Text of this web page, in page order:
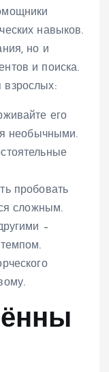
навыков.
но и
и поиска.
взрослых:
его
необычными.
пробовать
сложным.
–